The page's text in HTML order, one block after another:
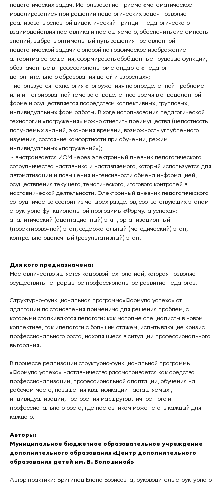
педагогических задач. Использование приема «математическое
моделирование» при решении педагогических задач позволяет
реализовать основной дидактический принцип педагогического
взаимодействия наставника и наставляемого, обеспечить системность
знаний, выбрать оптимальный путь решения поставленной
педагогической задачи с опорой на графическое изображение
алгоритма ее решения, сформировать обобщенные трудовые функции,
обозначенные в профессиональном стандарте «Педагог
дополнительного образования детей и взрослых»;
- используется технология «погружения» по определенной проблеме
или интегрированной теме за определенное время в определенной
форме и осуществляется посредством коллективных, групповых,
индивидуальных форм работы. В ходе использования педагогической
технологии «погружения» можно отметить преимущества (целостность
получаемых знаний, экономия времени, возможность углубленного
изучения, состояние комфортности при обучении, режим
индивидуальных «погружений»);
- выстраивается ИОМ через электронный дневник педагогического
сотрудничества наставника и наставляемого, который используется для
автоматизации и повышения интенсивности обмена информацией,
осуществления текущего, тематического, итогового контролей в
наставнической деятельности. Электронный дневник педагогического
сотрудничества состоит из четырех разделов, соответствующих этапам
структурно-функциональной программы «Формула успеха»:
аналитический (адаптационный) этап, организационный
(проектировочной) этап, содержательный (методический) этап,
контрольно-оценочный (результативный) этап.
Для кого предназначена:
Наставничество является кадровой технологией, которая позволяет
осуществить непрерывное профессиональное развитие педагогов.
Структурно-функциональная программа«Формула успеха» от
адаптации до становления применима для решения проблем, с
которыми сталкиваются педагоги: как молодые специалисты в новом
коллективе, так ипедагоги с большим стажем, испытывающие кризис
профессионального роста, находящиеся в ситуации профессионального
выгорания.
В процессе реализации структурно-функциональной программы
«Формула успеха» наставничество рассматривается как средство
профессионализации, профессиональной адаптации, обучения на
рабочем месте, повышения квалификации наставляемых ,
индивидуализации, построения маршрутов личностного и
профессионального роста, где наставником может стать каждый для
каждого.
Авторы:
Муниципальное бюджетное образовательное учреждение
дополнительного образования «Центр дополнительного
образования детей им. В. Волошиной»
Автор практики: Бригинец Елена Борисовна, руководитель структурного